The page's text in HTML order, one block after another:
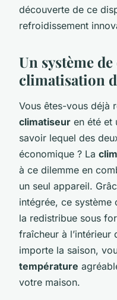
découverte de ce
refroidissement
Un système
climatisation
Vous êtes-vous déjà
climatiseur en été et
savoir lequel des
économique ? La
à ce dilemme en
un seul appareil.
intégrée, ce système
la redistribue sous
fraîcheur à
importe la saison,
température
votre maison.